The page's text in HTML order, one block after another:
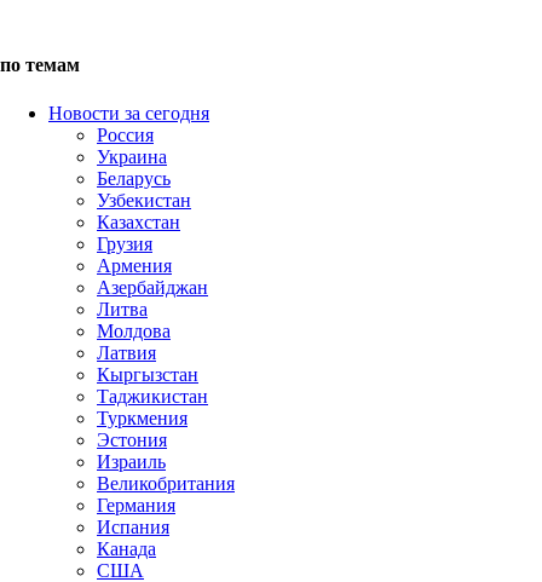
по темам
Новости за сегодня
Россия
Украина
Беларусь
Узбекистан
Казахстан
Грузия
Армения
Азербайджан
Литва
Молдова
Латвия
Кыргызстан
Таджикистан
Туркмения
Эстония
Израиль
Великобритания
Германия
Испания
Канада
США